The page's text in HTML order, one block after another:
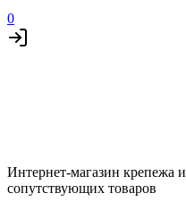
0
Интернет-магазин крепежа и
сопутствующих товаров